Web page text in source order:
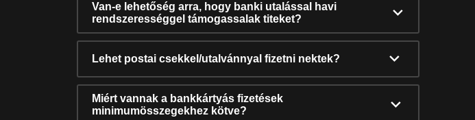
Van-e lehetőség arra, hogy banki utalással havi
rendszerességgel támogassalak titeket?
Lehet postai csekkel/utalvánnyal fizetni nektek?
Miért vannak a bankkártyás fizetések
minimumösszegekhez kötve?